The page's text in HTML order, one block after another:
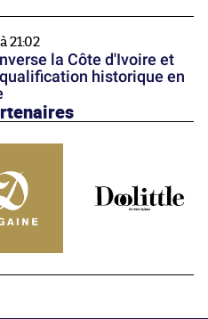
21:02
la Côte d'Ivoire et
historique en